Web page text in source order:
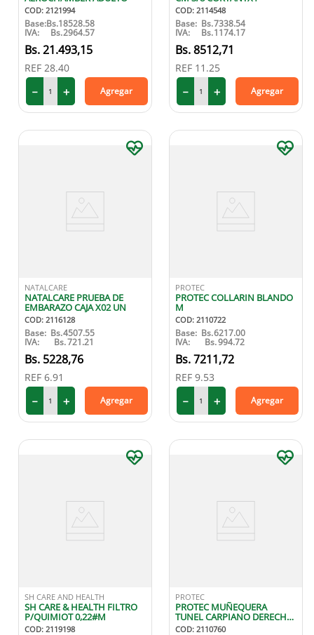
COD: 2121994
Base:Bs.18528.58
IVA: Bs.2964.57
21.493,15
REF 28.40
＋
－ Agregar
COD: 2114548
Base: Bs.7338.54
IVA: Bs.1174.17
8512,71
REF 11.25
＋
－ Agregar
NATALCARE
NATALCARE PRUEBA DE
EMBARAZO CAJA X02 UN
COD: 2116128
Base: Bs.4507.55
IVA: Bs.721.21
5228,76
REF 6.91
＋
－ Agregar
PROTEC
PROTEC COLLARIN BLANDO
M
COD: 2110722
Base: Bs.6217.00
IVA: Bs.994.72
7211,72
REF 9.53
＋
－ Agregar
SH CARE AND HEALTH
SH CARE & HEALTH FILTRO
P/QUIMIOT 0,22#M
COD: 2119198
PROTEC
PROTEC MUÑEQUERA
TUNEL CARPIANO DERECHA
S
COD: 2110760